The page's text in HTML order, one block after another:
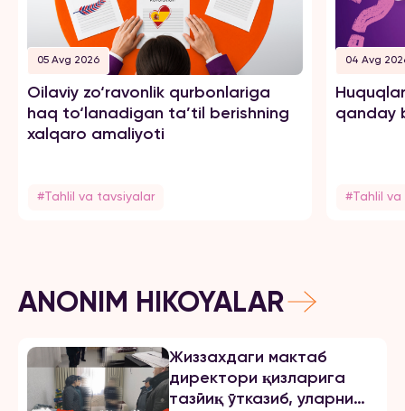
05 Avg 2026
Oilaviy zo‘ravonlik qurbonlariga
haq to‘lanadigan ta’til berishning
xalqaro amaliyoti
#Tahlil va tavsiyalar
04 Avg
qanday
#Tahlil
ANONIM HIKOYALAR
Жиззахдаги мактаб
директори қизларига
тазйиқ ўтказиб, уларни